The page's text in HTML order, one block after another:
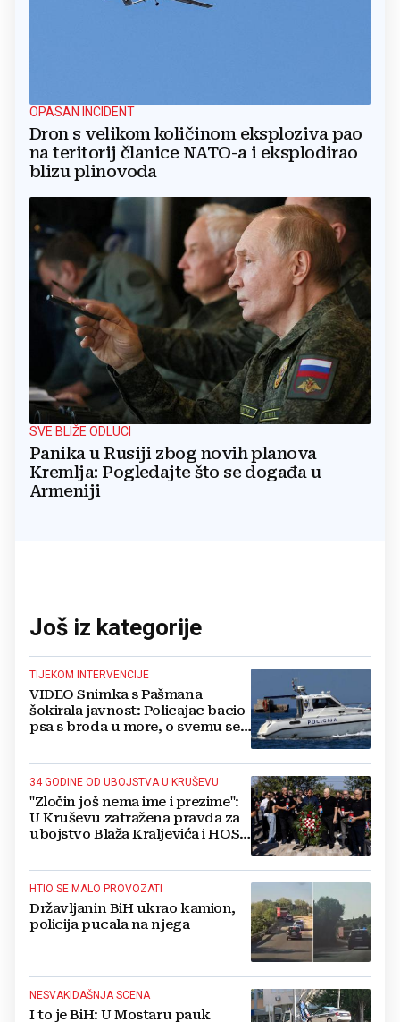
OPASAN INCIDENT
Dron s velikom količinom eksploziva pao
na teritorij članice NATO-a i eksplodirao
blizu plinovoda
SVE BLIŽE ODLUCI
Panika u Rusiji zbog novih planova
Kremlja: Pogledajte što se događa u
Armeniji
Još iz kategorije
TIJEKOM INTERVENCIJE
VIDEO Snimka s Pašmana
šokirala javnost: Policajac bacio
psa s broda u more, o svemu se
34 GODINE OD UBOJSTVA U KRUŠEVU
"Zločin još nema ime i prezime":
U Kruševu zatražena pravda za
ubojstvo Blaža Kraljevića i HOS-
HTIO SE MALO PROVOZATI
Državljanin BiH ukrao kamion,
policija pucala na njega
NESVAKIDAŠNJA SCENA
I to je BiH: U Mostaru pauk